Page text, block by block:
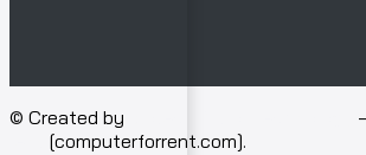
© Created by
[computerforrent.com].